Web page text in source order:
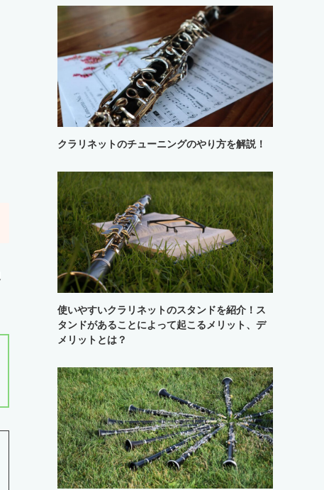
クラリネットのチューニングのやり方を解説！
使いやすいクラリネットのスタンドを紹介！ス
タンドがあることによって起こるメリット、デ
メリットとは？